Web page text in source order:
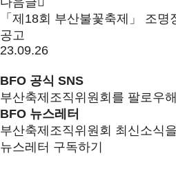
「제18회 부산불꽃축제」 조
공고
23.09.26
BFO 공식 SNS
부산축제조직위원회를 팔로우
BFO 뉴스레터
부산축제조직위원회 최신소식
뉴스레터 구독하기